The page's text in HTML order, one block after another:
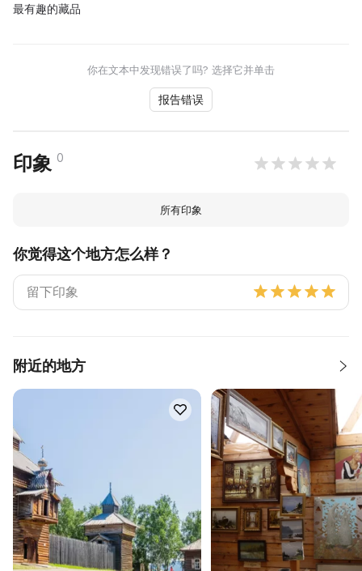
最有趣的藏品
你在文本中发现错误了吗? 选择它并单击
报告错误
印象 0
所有印象
你觉得这个地方怎么样？
附近的地方